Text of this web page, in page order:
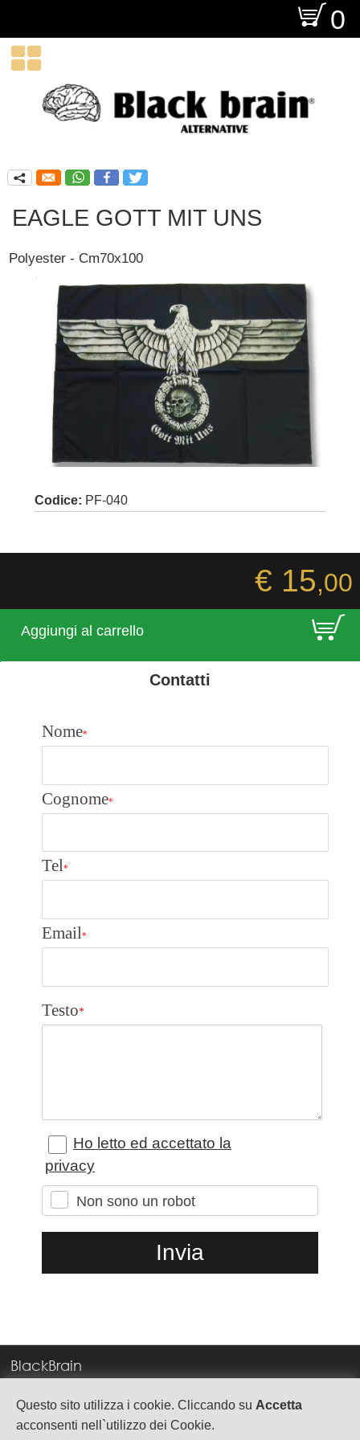
Questo sito utilizza i cookie. Cliccando su Accetta
acconsenti nell`utilizzo dei Cookie.
O 0

q
EAGLE GOTT MIT UNS
Polyester - Cm70x100
Codice: PF-040
€ 15,00
Aggiungi al carrello E
Contatti
Nome*
Cognome*
Tel*
Email*
Testo*
Ho letto ed accettato la
privacy
Non sono un robot
BlackBrain
Corso Milano, 83
37138 Verona